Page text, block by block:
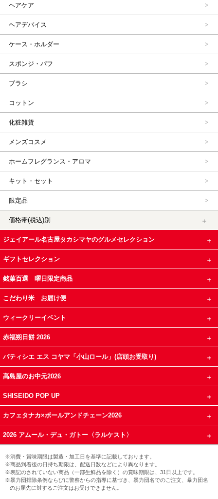
ヘアケア
ヘアデバイス
ケース・ホルダー
スポンジ・パフ
ブラシ
コットン
化粧雑貨
メンズコスメ
ホームフレグランス・アロマ
キット・セット
限定品
価格帯(税込)別
ジェイアール名古屋タカシマヤのグルメセレクション
ギフトセレクション
銘菓百選 曜日限定商品
こだわり米 お届け便
ウィークリーイベント
赤福朔日餅 2026
パティシエ エス コヤマ「小山ロール」(店頭お受取り)
高島屋のお中元2026
SHISEIDO POP UP
カフェタナカ×ボールアンドチェーン2026
2026 アムール・デュ・ガトー〈ラルケスト〉
※消費・賞味期限は製造・加工日を基準に記載しております。
※商品到着後の日持ち期限は、配送日数などにより異なります。
※表記のされていない商品（一部生鮮品を除く）の賞味期限は、31日以上です。
※暴力団排除条例ならびに警察からの指導に基づき、暴力団名でのご注文、暴力団名
のお届先に対するご注文はお受けできません。